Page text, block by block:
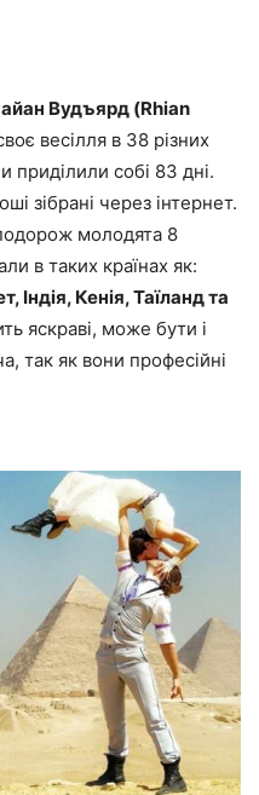
Вудъярд (Rhian
весілля в 38 різних
приділили собі 83 дні.
зібрані через інтернет.
молодята 8
в таких країнах як:
Індія, Кенія, Таїланд та
яскраві, може бути і
так як вони професійні